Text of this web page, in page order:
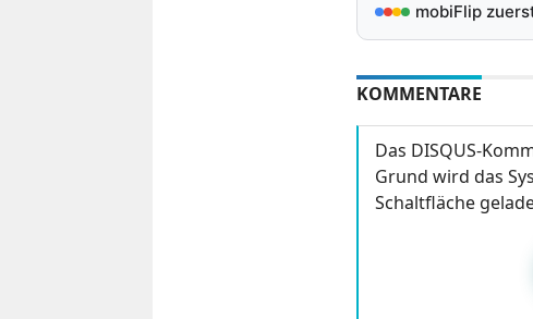
mobiFlip
KOMMENTARE
Das DISQUS-
Grund wird das
Schaltfläche